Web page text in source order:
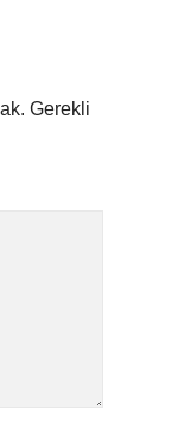
Gerekli